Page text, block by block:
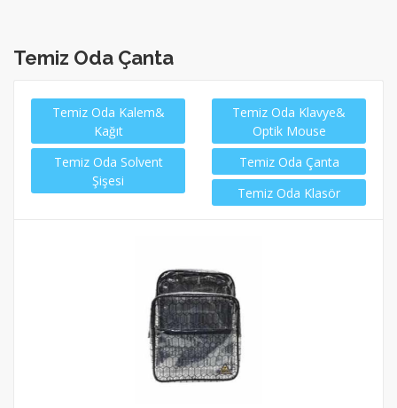
Temiz Oda Çanta
Temiz Oda Kalem&
Kağıt
Temiz Oda Klavye&
Optik Mouse
Temiz Oda Solvent
Şişesi
Temiz Oda Çanta
Temiz Oda Klasör